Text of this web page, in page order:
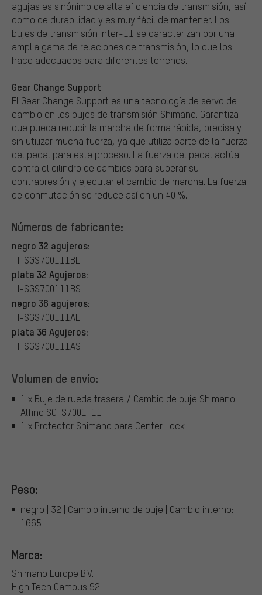
agujas es sinónimo de alta eficiencia de transmisión, así
como de durabilidad y es muy fácil de mantener. Los
bujes de transmisión Inter-11 se caracterizan por una
amplia gama de relaciones de transmisión, lo que los
hace adecuados para diferentes terrenos.
Gear Change Support
El Gear Change Support es una tecnología de servo de
cambio en los bujes de transmisión Shimano. Garantiza
que pueda reducir la marcha de forma rápida, precisa y
sin utilizar mucha fuerza, ya que utiliza parte de la fuerza
del pedal para este proceso. La fuerza del pedal actúa
contra el cilindro de cambios para superar su
contrapresión y ejecutar el cambio de marcha. La fuerza
de conmutación se reduce así en un 40 %.
Números de fabricante:
negro 32 agujeros:
I-SGS700111BL
plata 32 Agujeros:
I-SGS700111BS
negro 36 agujeros:
I-SGS700111AL
plata 36 Agujeros:
I-SGS700111AS
Volumen de envío:
1 x Buje de rueda trasera / Cambio de buje Shimano
Alfine SG-S7001-11
1 x Protector Shimano para Center Lock
Peso:
negro | 32 | Cambio interno de buje | Cambio interno:
1665
Marca:
Shimano Europe B.V.
High Tech Campus 92